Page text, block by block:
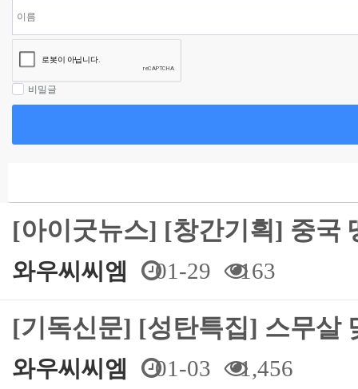
비밀글
[아이굿뉴스] [창간기획] 중
와우씨씨엠 01-29 163
[기독신문] [성탄특집] 스무
와우씨씨엠 01-03 1,456